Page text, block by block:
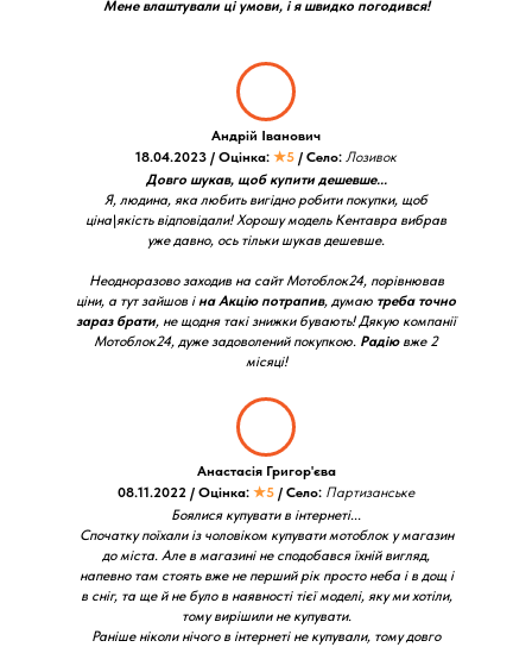
Мене влаштували ці умови, і я швидко погодився!
Боялися купувати в інтернеті...
Спочатку поїхали із чоловіком купувати мотоблок у магазин
до міста. Але в магазині не сподобався їхній вигляд,
напевно там стоять вже не перший рік просто неба і в дощ і
в сніг, та ще й не було в наявності тієї моделі, яку ми хотіли,
тому вирішили не купувати.
Раніше ніколи нічого в інтернеті не купували, тому довго
Анастасія Григор'єва
08.11.2022 / Оцінка: ★5 / Село: Партизанське
Довго шукав, щоб купити дешевше...
Я, людина, яка любить вигідно робити покупки, щоб
ціна\якість відповідали! Хорошу модель Кентавра вибрав
уже давно, ось тільки шукав дешевше.
Неодноразово заходив на сайт Мотоблок24, порівнював
ціни, а тут зайшов іна Акцію потрапив, думаю треба точно
зараз брати, не щодня такі знижки бувають! Дякую компанії
Мотоблок24, дуже задоволений покупкою. Радіювже 2
місяці!
Андрій Іванович
18.04.2023 / Оцінка: ★5 / Село: Лозивок